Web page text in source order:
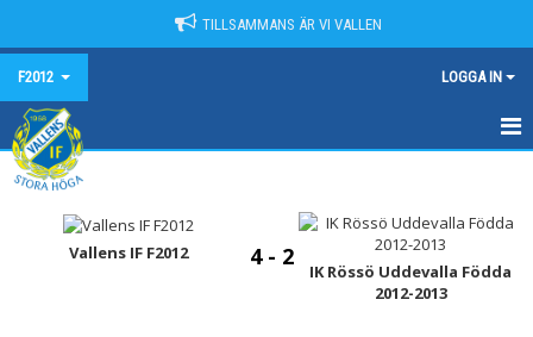
TILLSAMMANS ÄR VI VALLEN
F2012 LOGGA IN
HEM
NYHETER
Vallens IF F2012 4 - 2
IK Rössö Uddevalla Födda
2012-2013